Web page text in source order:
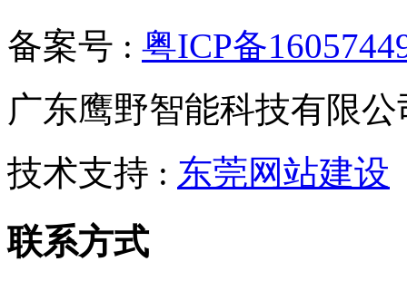
备案号 : 粤ICP备
广东鹰野智能科技有限
技术支持 : 东莞网站建设
联系方式